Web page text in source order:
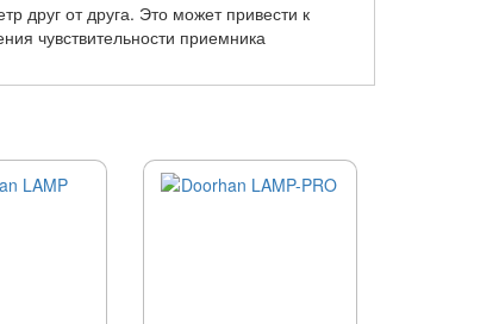
друг от друга. Это может привести к
чувствительности приемника